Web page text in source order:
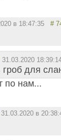
в 18:47:35 #
31.03.2020
для
по нам...
31.03.2020 в